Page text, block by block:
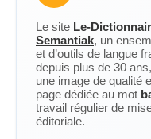
Le site Le-
Semantiak, un
et d’outils de langue
depuis plus de 30
une image de qualité
page dédiée au mot
travail régulier de
éditoriale.